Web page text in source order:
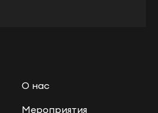
О нас
Мероприятия